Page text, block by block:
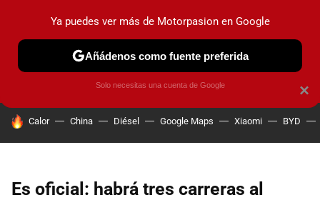
PRUEBAS COCHES ELÉCTRICOS OBSERVATORIO
HOY SE HABLA DE
Calor China Diésel Google Maps Xiaomi BYD
Es oficial: habrá tres carreras al
×
Ya puedes ver más de Motorpasion en Google
Añádenos como fuente preferida
Solo necesitas una cuenta de Google